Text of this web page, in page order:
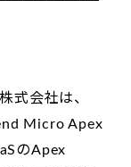
式会社は、
Micro Apex
のApex